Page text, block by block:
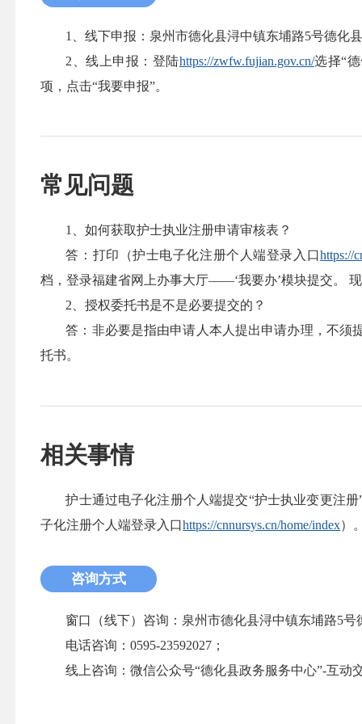
1、线下申报：泉州市德化县浔中镇东埔路5号德化
2、线上申报：登陆https://zwfw.fujian.gov.cn/选择“
项，点击“我要申报”。
常见问题
1、如何获取护士执业注册申请审核表？
答：打印（护士电子化注册个人端登录入口https://
档，登录福建省网上办事大厅——‘我要办’模块提交。
2、授权委托书是不是必要提交的？
答：非必要是指由申请人本人提出申请办理，不须
托书。
相关事情
护士通过电子化注册个人端提交“护士执业变更注
子化注册个人端登录入口https://cnnursys.cn/home/index）
咨询方式
窗口（线下）咨询：泉州市德化县浔中镇东埔路5
电话咨询：0595-23592027；
线上咨询：微信公众号“德化县政务服务中心”-互动